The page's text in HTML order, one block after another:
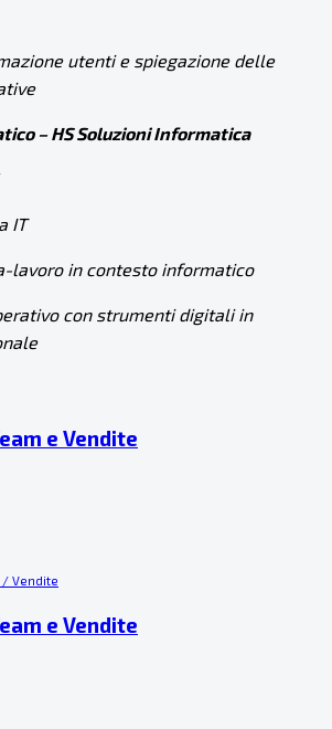
utenti e spiegazione delle
– HS Soluzioni Informatica
IT
lavoro in contesto informatico
con strumenti digitali in
e Vendite
Vendite
e Vendite